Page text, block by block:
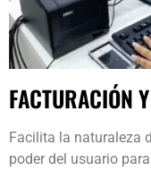
FACTURACIÓN
Facilita la naturaleza
poder del usuario